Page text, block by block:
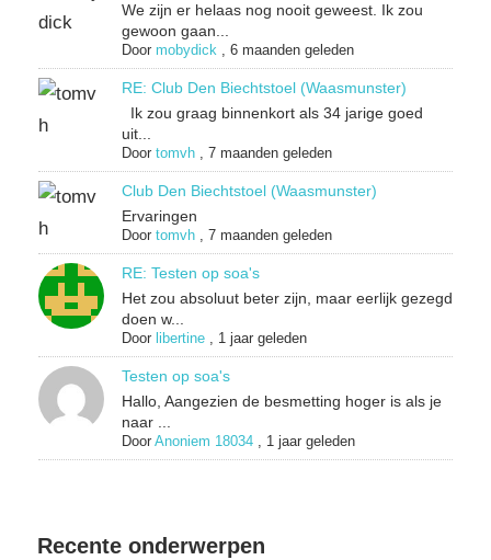
We zijn er helaas nog nooit geweest. Ik zou
gewoon gaan...
Door mobydick, 6 maanden geleden
RE: Club Den Biechtstoel (Waasmunster)
Ik zou graag binnenkort als 34 jarige goed
uit...
Door tomvh, 7 maanden geleden
Club Den Biechtstoel (Waasmunster)
Ervaringen
Door tomvh, 7 maanden geleden
RE: Testen op soa's
Het zou absoluut beter zijn, maar eerlijk gezegd
doen w...
Door libertine, 1 jaar geleden
Testen op soa's
Hallo, Aangezien de besmetting hoger is als je
naar ...
Door Anoniem 18034, 1 jaar geleden
Recente onderwerpen